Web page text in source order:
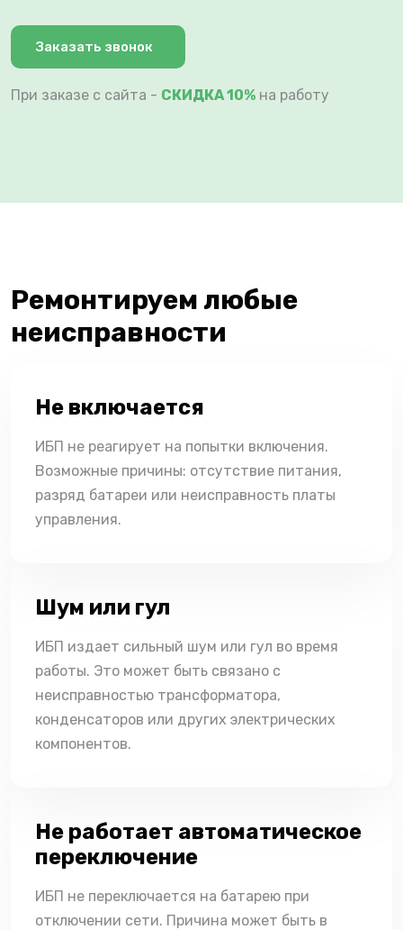
Заказать звонок
При заказе с сайта - СКИДКА 10% на работу
Ремонтируем любые
неисправности
Не включается
ИБП не реагирует на попытки включения.
Возможные причины: отсутствие питания,
разряд батареи или неисправность платы
управления.
Шум или гул
ИБП издает сильный шум или гул во время
работы. Это может быть связано с
неисправностью трансформатора,
конденсаторов или других электрических
компонентов.
Не работает автоматическое
переключение
ИБП не переключается на батарею при
отключении сети. Причина может быть в